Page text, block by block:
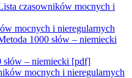
czasowników mocnych i
mocnych i nieregularnych
1000 słów – niemiecki
słów – niemiecki [pdf]
mocnych i nieregularnych